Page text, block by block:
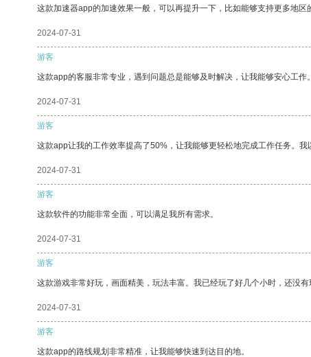
这款加速器app的加速效果一般，可以再提升一下，比如能够支持更多地区
2024-07-31
游客
这款app的客服非常专业，遇到问题总是能够及时解决，让我能够安心工作。
2024-07-31
游客
这款app让我的工作效率提高了50%，让我能够更轻松地完成工作任务。
2024-07-31
游客
这款软件的功能非常全面，可以满足我所有需求。
2024-07-31
游客
这款游戏非常好玩，画面精美，玩法丰富。我已经玩了好几个小时，还没有
2024-07-31
游客
这款app的路线规划非常精准，让我能够快速到达目的地。